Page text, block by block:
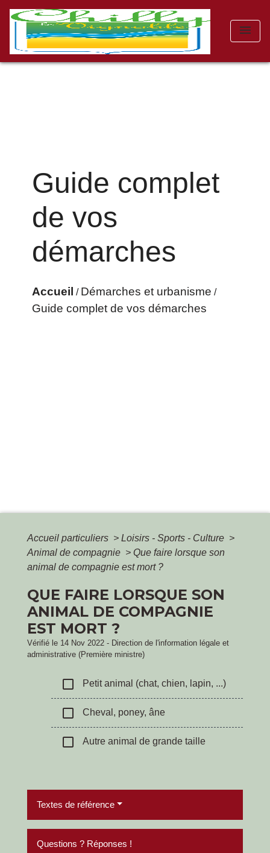
menu
Guide complet
de vos
démarches
Accueil / Démarches et urbanisme /
Guide complet de vos démarches
Accueil particuliers > Loisirs - Sports - Culture >
Animal de compagnie > Que faire lorsque son
animal de compagnie est mort ?
QUE FAIRE LORSQUE SON
ANIMAL DE COMPAGNIE
EST MORT ?
Vérifié le 14 Nov 2022 - Direction de l'information légale et
administrative (Première ministre)
check_box_outline_blank Petit animal (chat, chien, lapin, ...)
check_box_outline_blank Cheval, poney, âne
check_box_outline_blank Autre animal de grande taille
Textes de référence
Questions ? Réponses !